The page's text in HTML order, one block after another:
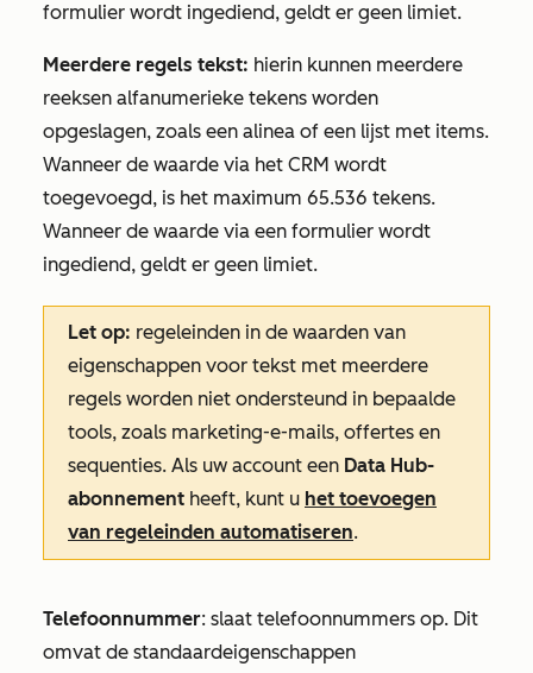
formulier wordt ingediend, geldt er geen limiet.
Meerdere regels tekst: hierin kunnen meerdere
reeksen alfanumerieke tekens worden
opgeslagen, zoals een alinea of een lijst met items.
Wanneer de waarde via het CRM wordt
toegevoegd, is het maximum 65.536 tekens.
Wanneer de waarde via een formulier wordt
ingediend, geldt er geen limiet.
Let op: regeleinden in de waarden van
eigenschappen voor tekst met meerdere
regels worden niet ondersteund in bepaalde
tools, zoals marketing-e-mails, offertes en
sequenties. Als uw account een Data Hub-
abonnement heeft, kunt u het toevoegen
van regeleinden automatiseren.
Telefoonnummer: slaat telefoonnummers op. Dit
omvat de standaardeigenschappen